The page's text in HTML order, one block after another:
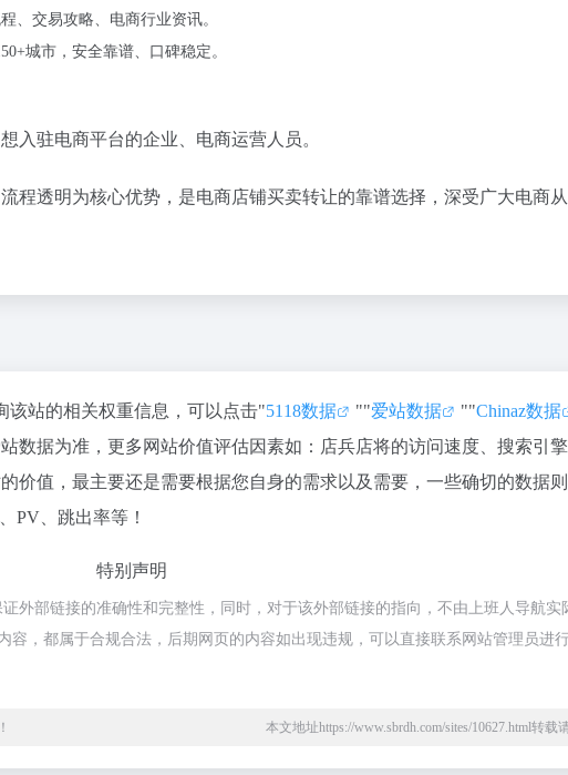
、交易攻略、电商行业资讯。
城市，安全靠谱、口碑稳定。
入驻电商平台的企业、电商运营人员。
程透明为核心优势，是电商店铺买卖转让的靠谱选择，深受广大电商
该站的相关权重信息，可以点击"5118数据 ""爱站数据 ""Chinaz数据
数据为准，更多网站价值评估因素如：店兵店将的访问速度、搜索引
价值，最主要还是需要根据您自身的需求以及需要，一些确切的数据
PV、跳出率等！
特别声明
外部链接的准确性和完整性，同时，对于该外部链接的指向，不由上班人导航实
容，都属于合规合法，后期网页的内容如出现违规，可以直接联系网站管理员进
本文地址https://www.sbrdh.com/sites/10627.html转载